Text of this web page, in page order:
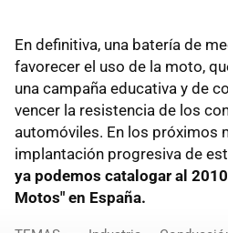
En definitiva, una batería de
favorecer el uso de la moto,
una campaña educativa y de
vencer la resistencia de los
automóviles. En los próximos
implantación progresiva de
ya podemos catalogar al
Motos" en España.